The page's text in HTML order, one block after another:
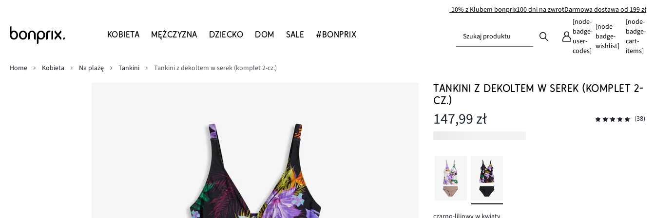
-10% z Klubem bonprix100 dni na zwrotDarmowa dostawa od 199 zł
KOBIETA MĘŻCZYZNA DZIECKO DOM SALE #BONPRIX Szukaj produktu
[node-
badge-
user-
codes]
[node-
badge-
wishlist]
[node-
badge-
cart-
items]
Home
Kobieta Na plażę Tankini Tankini z dekoltem w serek (komplet 2-cz.)
TANKINI Z DEKOLTEM W SEREK (KOMPLET 2-
CZ.)
147,99 zł (38)